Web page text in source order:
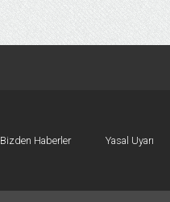
Bizden Haberler Yasal Uyarı